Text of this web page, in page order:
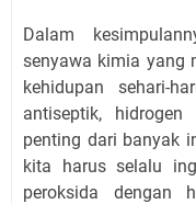
Dalam
senyawa kimia yang
kehidupan sehari-
antiseptik,
penting dari banyak
kita harus selalu
peroksida dengan